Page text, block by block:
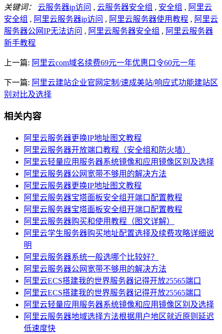
关键词： 云服务器ip访问 , 云服务器安全组 , 安全组 , 阿里云
安全组 , 阿里云服务器ip访问 , 阿里云服务器使用教程 , 阿里云
服务器公网IP无法访问 , 阿里云服务器安全组 , 阿里云服务器
新手教程
上一篇: 阿里云com域名续费69元一年优惠口令60元一年
下一篇: 阿里云建站企业官网定制/速成美站/响应式功能建站区
别对比及选择
相关内容
阿里云服务器更换IP地址图文教程
阿里云服务器开放端口教程（安全组和防火墙）
阿里云轻量应用服务器系统镜像和应用镜像区别及选择
阿里云服务器公网宽带不够用的解决方法
阿里云服务器更换IP地址图文教程
阿里云服务器宝塔面板安全组开端口配置教程
阿里云服务器宝塔面板安全组开端口配置教程
阿里云服务器购买和使用教程（图文详解）
阿里云学生服务器购买地址配置选择及续费攻略详细说
明
阿里云服务器系统一般选哪个比较好？
阿里云服务器公网宽带不够用的解决方法
阿里云ECS搭建我的世界服务器记得开放25565端口
阿里云ECS搭建我的世界服务器记得开放25565端口
阿里云轻量应用服务器系统镜像和应用镜像区别及选择
阿里云服务器地域选择方法根据用户地区就近原则延迟
低速度快